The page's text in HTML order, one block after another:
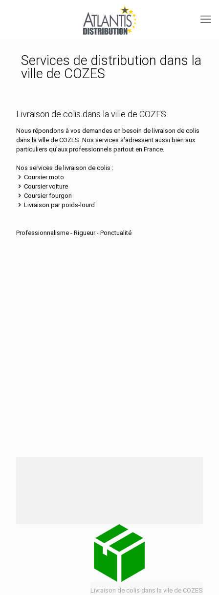
Services de distribution dans la
ville de COZES
Livraison de colis dans la ville de COZES
Nous répondons à vos demandes en besoin de livraison de colis
dans la ville de COZES. Nos services s’adressent aussi bien aux
particuliers qu’aux professionnels partout en France.
Nos services de livraison de colis :
Coursier moto
Coursier voiture
Coursier fourgon
Livraison par poids-lourd
Professionnalisme - Rigueur - Ponctualité
Livraison de colis dans la vile de COZES